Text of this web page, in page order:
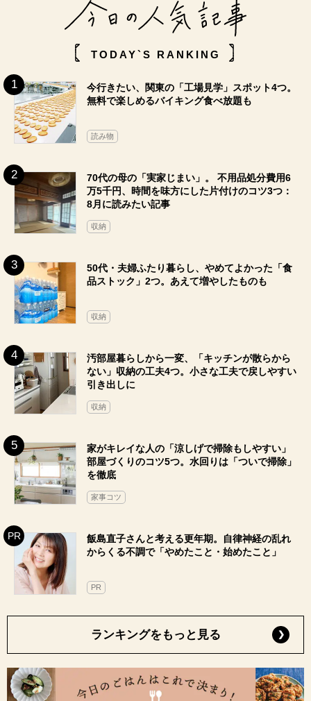
TODAY`S RANKING
今行きたい、関東の「工場見学」スポット4つ。
無料で楽しめるバイキング食べ放題も
読み物
70代の母の「実家じまい」。 不用品処分費用6
万5千円、時間を味方にした片付けのコツ3つ：
8月に読みたい記事
収納
50代・夫婦ふたり暮らし、やめてよかった「食
品ストック」2つ。あえて増やしたものも
収納
汚部屋暮らしから一変、「キッチンが散らから
ない」収納の工夫4つ。小さな工夫で戻しやすい
引き出しに
収納
家がキレイな人の「涼しげで掃除もしやすい」
部屋づくりのコツ5つ。水回りは「ついで掃除」
を徹底
家事コツ
飯島直子さんと考える更年期。自律神経の乱れ
からくる不調で「やめたこと・始めたこと」
PR
ランキングをもっと見る